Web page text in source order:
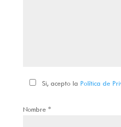
Si, acepto la Política de
Nombre *